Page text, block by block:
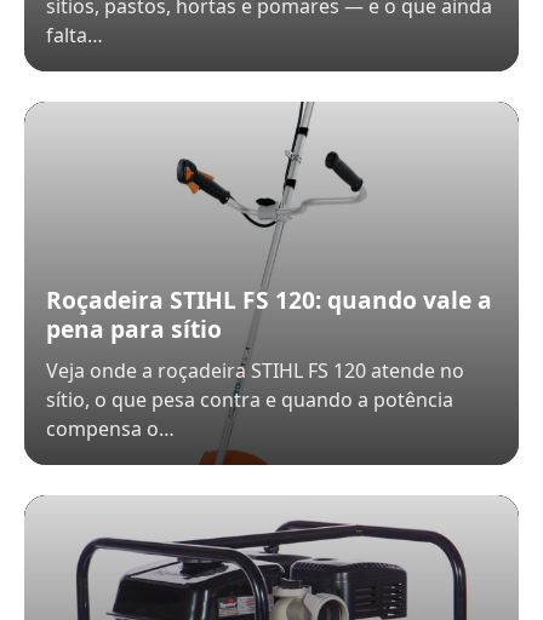
sítios, pastos, hortas e pomares — e o que ainda
falta…
Roçadeira STIHL FS 120: quando vale a
pena para sítio
Veja onde a roçadeira STIHL FS 120 atende no
sítio, o que pesa contra e quando a potência
compensa o…